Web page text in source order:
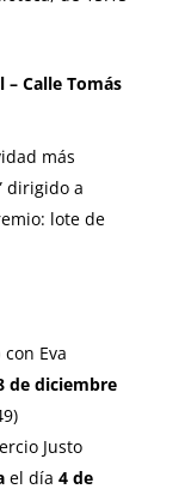
– Calle Tomás
más
dirigido a
lote de
con Eva
de diciembre
Justo
el día 4 de